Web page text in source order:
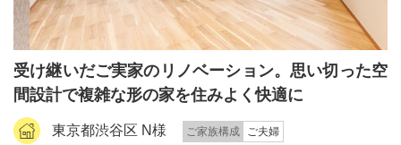
受け継いだご実家のリノベーション。思い切った空
間設計で複雑な形の家を住みよく快適に
東京都渋谷区 N様 ご家族構成 ご夫婦